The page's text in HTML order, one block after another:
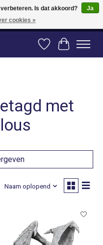
Vanaf 100 euro gratis
Verlanglijst
met
Naam oplopend
Is dat akkoord?
Ja
cookies »